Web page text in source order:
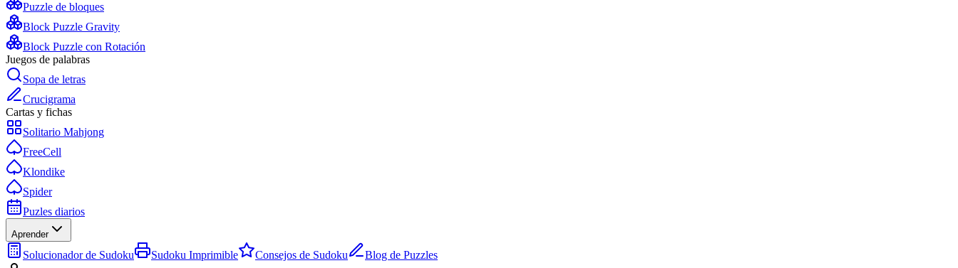
Puzzle de bloques
Block Puzzle Gravity
Block Puzzle con Rotación
Juegos de palabras
Sopa de letras
Crucigrama
Cartas y fichas
Solitario Mahjong
FreeCell
Klondike
Spider
Puzles diarios
Aprender
Solucionador de Sudoku Sudoku Imprimible Consejos de Sudoku
Blog de Puzzles